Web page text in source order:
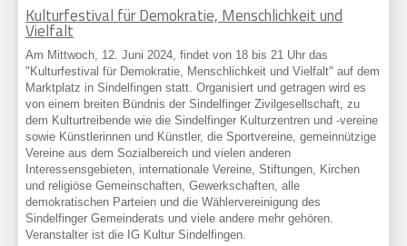
Kulturfestival für Demokratie, Menschlichkeit und
Vielfalt
Am Mittwoch, 12. Juni 2024, findet von 18 bis 21 Uhr das
"Kulturfestival für Demokratie, Menschlichkeit und Vielfalt" auf dem
Marktplatz in Sindelfingen statt. Organisiert und getragen wird es
von einem breiten Bündnis der Sindelfinger Zivilgesellschaft, zu
dem Kulturtreibende wie die Sindelfinger Kulturzentren und -vereine
sowie Künstlerinnen und Künstler, die Sportvereine, gemeinnützige
Vereine aus dem Sozialbereich und vielen anderen
Interessensgebieten, internationale Vereine, Stiftungen, Kirchen
und religiöse Gemeinschaften, Gewerkschaften, alle
demokratischen Parteien und die Wählervereinigung des
Sindelfinger Gemeinderats und viele andere mehr gehören.
Veranstalter ist die IG Kultur Sindelfingen.